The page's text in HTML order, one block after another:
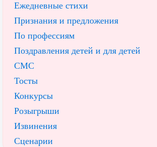
Ежедневные стихи
Признания и предложения
По профессиям
Поздравления детей и для детей
СМС
Тосты
Конкурсы
Розыгрыши
Извинения
Сценарии